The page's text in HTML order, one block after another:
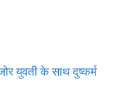
युवती के साथ दुष्कर्म